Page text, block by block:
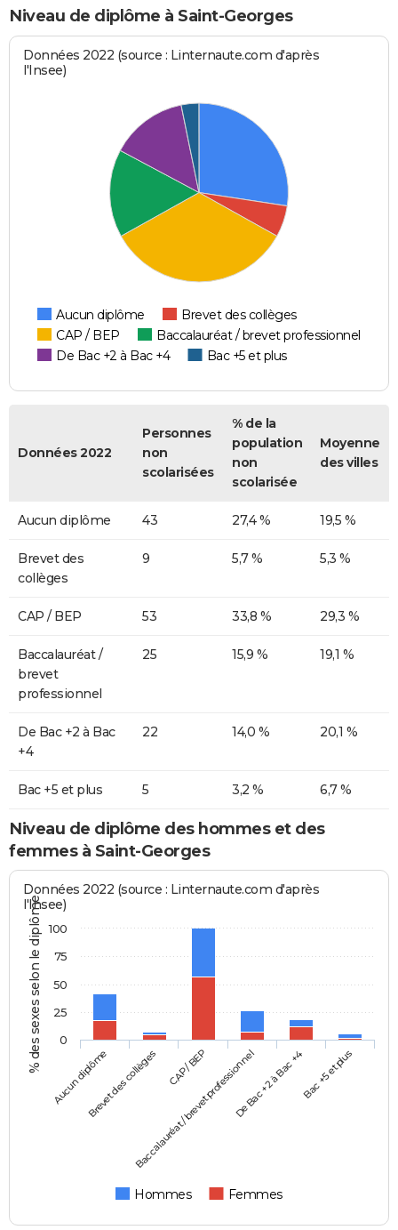
Niveau de diplôme à Saint-Georges
Données 2022 (source : Linternaute.com d'après
l'Insee)
Aucun diplôme
Brevet des collèges
CAP / BEP
Baccalauréat / brevet professionnel
De Bac +2 à Bac +4
Bac +5 et plus
Données 2022
Personnes
non
scolarisées
% de la
population
non
scolarisée
Moyenne
des villes
Aucun diplôme 43 27,4 % 19,5 %
Brevet des
collèges
9 5,7 % 5,3 %
CAP / BEP 53 33,8 % 29,3 %
Baccalauréat /
brevet
professionnel
25 15,9 % 19,1 %
De Bac +2 à Bac
+4
22 14,0 % 20,1 %
Bac +5 et plus 5 3,2 % 6,7 %
Niveau de diplôme des hommes et des
femmes à Saint-Georges
% des sexes selon le diplôme
Données 2022 (source : Linternaute.com d'après
l'Insee)
Hommes Femmes
Aucun diplômeBrevet des collèges CAP / BEP
Baccalauréat / brevet professionnelDe Bac +2 à Bac +4Bac +5 et plus
0
25
50
75
100